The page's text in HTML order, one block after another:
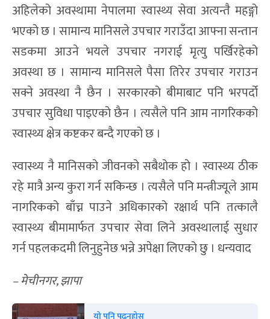
अहिलेको अवस्थामा नेपालमा स्वास्थ्य सेवा अत्यन्तै महङ्गो
भएको छ । सामान्य मानिसले उपचार गराउँदा आफ्ना सन्तान
सडकमा आउने भयले उपचार नगराई मृत्यु पर्खिरहेको
अवस्था छ । सामान्य मानिसले पैसा तिरेर उपचार गराउन
सक्ने अवस्था नै छैन । सरकारको बीमाबाट पनि भरपर्दो
उपचार सुविधा पाइएको छैन । त्यसैले पनि आम नागरिकको
स्वास्थ्य क्षेत्र कष्टकर बन्दै गएको छ ।
स्वास्थ्य नै मानिसको जीवनको सबैथोक हो । स्वास्थ्य ठीक
रहे मात्रै अन्य कुरा गर्न सकिन्छ । त्यसैले पनि मन्त्रीज्यूले आम
नागरिकको बाँच्न पाउने अधिकारको रक्षार्थ पनि तत्कालै
स्वास्थ्य बीमामार्फत उपचार सेवा लिने अवस्थालाई सुधार
गर्न पहलकदमी लिनुहुनेछ भन्ने अपेक्षा लिएको छु । धन्यवाद
–मेचीनगर,झापा